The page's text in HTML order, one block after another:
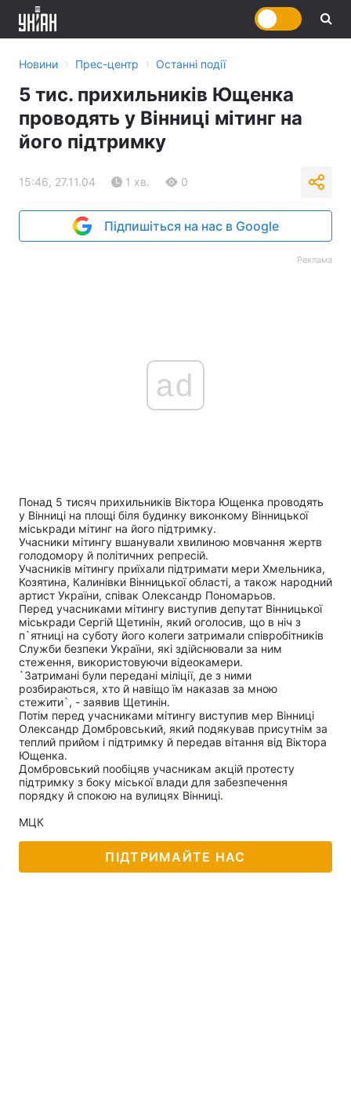
Головна Війна
Україна Політика
Економіка Світ
Спорт Наука
Новини › Прес-центр › Останні події
5 тис. прихильників Ющенка
проводять у Вінниці мітинг на
його підтримку
15:46, 27.11.04 1 хв. 0
Підпишіться на нас в Google
Реклама
ad
Понад 5 тисяч прихильників Віктора Ющенка проводять
у Вінниці на площі біля будинку виконкому Вінницької
міськради мітинг на його підтримку.
Учасники мітингу вшанували хвилиною мовчання жертв
голодомору й політичних репресій.
Учасників мітингу приїхали підтримати мери Хмельника,
Козятина, Калинівки Вінницької області, а також народний
артист України, співак Олександр Пономарьов.
Перед учасниками мітингу виступив депутат Вінницької
міськради Сергій Щетинін, який оголосив, що в ніч з
п`ятниці на суботу його колеги затримали співробітників
Служби безпеки України, які здійснювали за ним
стеження, використовуючи відеокамери.
`Затримані були передані міліції, де з ними
розбираються, хто й навіщо їм наказав за мною
стежити`, - заявив Щетинін.
Потім перед учасниками мітингу виступив мер Вінниці
Олександр Домбровський, який подякував присутнім за
теплий прийом і підтримку й передав вітання від Віктора
Ющенка.
Домбровський пообіцяв учасникам акцій протесту
підтримку з боку міської влади для забезпечення
порядку й спокою на вулицях Вінниці.
МЦК
ПІДТРИМАЙТЕ НАС